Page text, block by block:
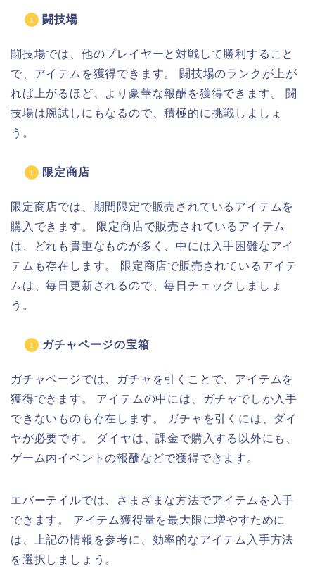
闘技場
闘技場では、他のプレイヤーと対戦して勝利すること
で、アイテムを獲得できます。 闘技場のランクが上が
れば上がるほど、より豪華な報酬を獲得できます。 闘
技場は腕試しにもなるので、積極的に挑戦しましょ
う。
限定商店
限定商店では、期間限定で販売されているアイテムを
購入できます。 限定商店で販売されているアイテム
は、どれも貴重なものが多く、中には入手困難なアイ
テムも存在します。 限定商店で販売されているアイテ
ムは、毎日更新されるので、毎日チェックしましょ
う。
ガチャページの宝箱
ガチャページでは、ガチャを引くことで、アイテムを
獲得できます。 アイテムの中には、ガチャでしか入手
できないものも存在します。 ガチャを引くには、ダイ
ヤが必要です。 ダイヤは、課金で購入する以外にも、
ゲーム内イベントの報酬などで獲得できます。
エバーテイルでは、さまざまな方法でアイテムを入手
できます。 アイテム獲得量を最大限に増やすために
は、上記の情報を参考に、効率的なアイテム入手方法
を選択しましょう。